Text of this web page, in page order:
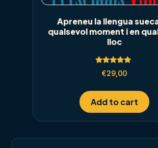
Apreneu la llengua
qualsevol moment i en
lloc
Rated
5.00
€29,00
Add to cart